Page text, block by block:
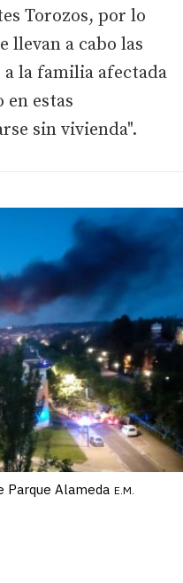
Torozos, por lo
llevan a cabo las
la familia afectada
estas
sin vivienda".
Parque Alameda E.M.